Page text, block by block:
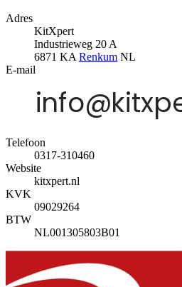
Adres
KitXpert
Industrieweg 20 A
6871 KA Renkum NL
E-mail
Telefoon
0317-310460
Website
kitxpert.nl
KVK
09029264
BTW
NL001305803B01